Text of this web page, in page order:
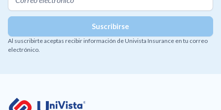
Al suscribirte aceptas recibir información de Univista Insurance en tu correo
electrónico.